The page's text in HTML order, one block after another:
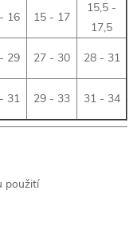
16 15 - 17
15,5 -
17,5
29 27 - 30 28 - 31
31 29 - 33 31 - 34
použití